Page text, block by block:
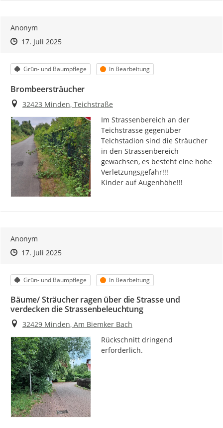
Anonym
Zeitpunkt des Erstellens
Zeitpunkt des Erstellens
17. Juli 2025Zur Äußerung
Kategorie
Grün- und Baumpflege Status
In Bearbeitung
Brombeersträucher
Ort
32423 Minden, Teichstraße
Im Strassenbereich an der
Teichstrasse gegenüber
Teichstadion sind die Sträucher
in den Strassenbereich
gewachsen, es besteht eine hohe
Verletzungsgefahr!!!
Kinder auf Augenhöhe!!!
Anonym
Zeitpunkt des Erstellens
Zeitpunkt des Erstellens
17. Juli 2025Zur Äußerung
Kategorie
Grün- und Baumpflege Status
In Bearbeitung
Bäume/ Sträucher ragen über die Strasse und
verdecken die Strassenbeleuchtung
Ort
32429 Minden, Am Biemker Bach
Rückschnitt dringend
erforderlich.